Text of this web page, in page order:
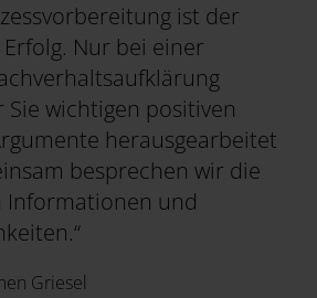
ist der
Nur bei einer
wichtigen positiven
herausgearbeitet
besprechen wir die
und
Griesel